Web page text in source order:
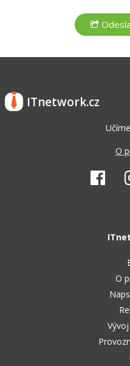
ITnetwork.cz
O
O